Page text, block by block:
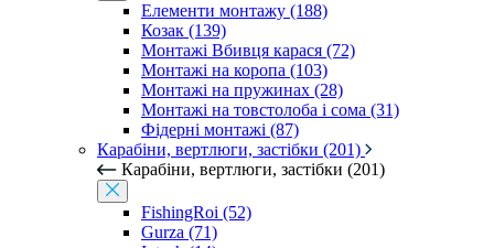
Елементи монтажу (188)
Козак (139)
Монтажі Вбивця карася (72)
Монтажі на коропа (103)
Монтажі на пружинах (28)
Монтажі на товстолоба і сома (31)
Фідерні монтажі (87)
Карабіни, вертлюги, застібки (201)
Карабіни, вертлюги, застібки (201)
FishingRoi (52)
Gurza (71)